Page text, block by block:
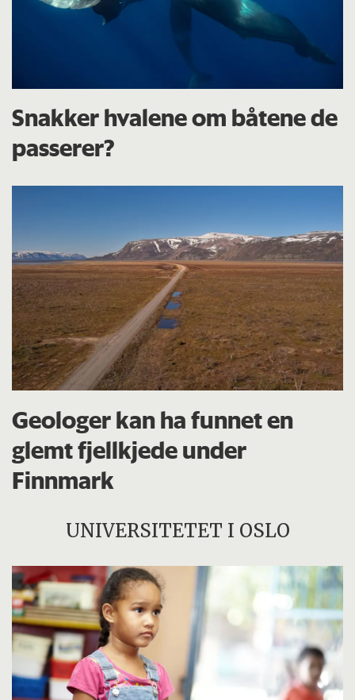
Snakker hvalene om båtene de
passerer?
Geologer kan ha funnet en
glemt fjellkjede under
Finnmark
UNIVERSITETET I OSLO